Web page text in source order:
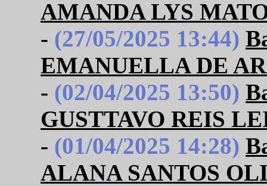
AMANDA LYS
- (27/05/2025 13:44)
EMANUELLA DE
- (02/04/2025 13:50)
GUSTTAVO REIS
- (01/04/2025 14:28)
ALANA SANTOS